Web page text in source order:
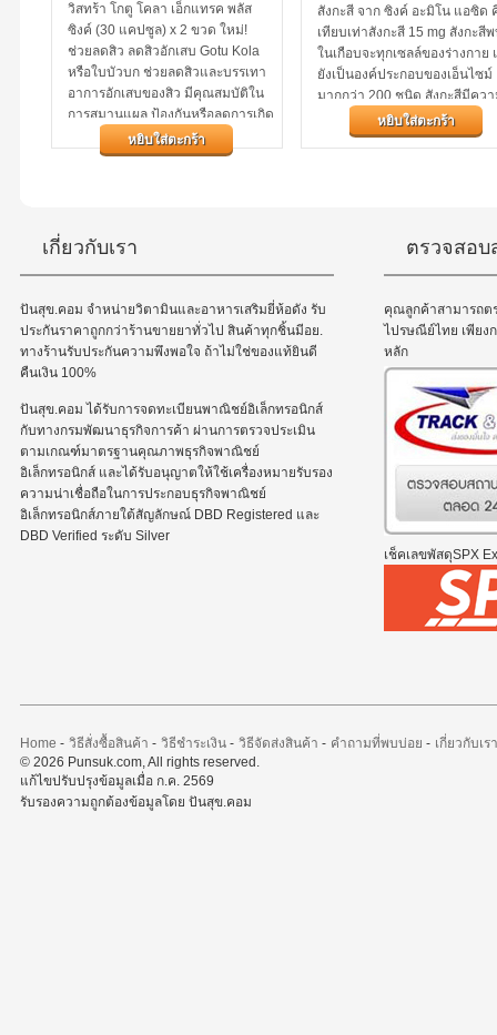
วิสทร้า โกตู โคลา เอ็กแทรค พลัส
ซิงค์ (30 แคปซูล) x 2 ขวด ใหม่!
ช่วยลดสิว ลดสิวอักเสบ Gotu Kola
หรือใบบัวบก ช่วยลดสิวและบรรเทา
อาการอักเสบของสิว มีคุณสมบัติใน
การสมานแผล ป้องกันหรือลดการเกิด
แผลเป็นหรือรอยนูน กระตุ้นการผลิต
คอลลาเจน...
หยิบใส่ตะกร้า
สังกะสี จาก ซิงค์ อะมิโน แอซิด
เทียบเท่าสังกะสี 15 mg สังกะสี
ในเกือบจะทุกเซลล์ของร่างกาย
ยังเป็นองค์ประกอบของเอ็นไซม์
มากกว่า 200 ชนิด สังกะสีมีคว
สำคัญต่อสุขภาพของระบบภูมิคุ้
ช่วยคงรักษาการรับรู้รสและกลิ่น
หยิบใส่ตะกร้า
เกี่ยวกับเรา
ปันสุข.คอม จำหน่ายวิตามินและอาหารเสริมยี่ห้อดัง รับ
ประกันราคาถูกกว่าร้านขายยาทั่วไป สินค้าทุกชิ้นมีอย.
ทางร้านรับประกันความพึงพอใจ ถ้าไม่ใช่ของแท้ยินดี
คืนเงิน 100%
ปันสุข.คอม ได้รับการจดทะเบียนพาณิชย์อิเล็กทรอนิกส์
กับทางกรมพัฒนาธุรกิจการค้า ผ่านการตรวจประเมิน
ตามเกณฑ์มาตรฐานคุณภาพธุรกิจพาณิชย์
อิเล็กทรอนิกส์ และได้รับอนุญาตให้ใช้เครื่องหมายรับรอง
ความน่าเชื่อถือในการประกอบธุรกิจพาณิชย์
อิเล็กทรอนิกส์ภายใต้สัญลักษณ์ DBD Registered และ
DBD Verified ระดับ Silver
ตรวจสอ
คุณลูกค้าสามารถต
ไปรษณีย์ไทย เพียง
หลัก
เช็คเลขพัสดุSPX
Home - วิธีสั่งซื้อสินค้า - วิธีชำระเงิน- วิธีจัดส่งสินค้า - คำถามที่พบบ่อย - เกี่ยวกับเรา
© 2026 Punsuk.com, All rights reserved.
แก้ไขปรับปรุงข้อมูลเมื่อ ก.ค. 2569
รับรองความถูกต้องข้อมูลโดย ปันสุข.คอม